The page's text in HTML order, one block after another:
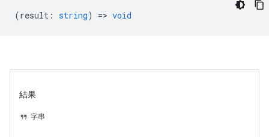
(result : string) => void
結果
字串